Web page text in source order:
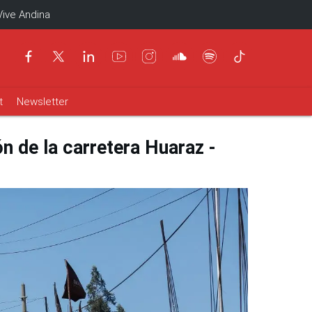
Andina
Newsletter
de la carretera Huaraz -